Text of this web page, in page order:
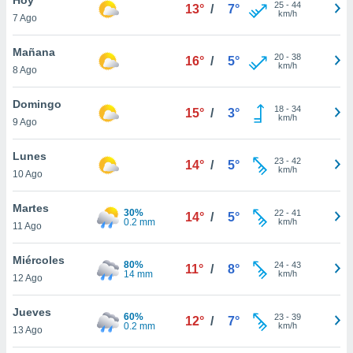
y
en
más
de
7 Ago
13° / 7° 25- 44
km/h
Mañana
8 Ago
16° / 5° 20- 38
km/h
Domingo
9 Ago
15° / 3° 18- 34
km/h
Lunes
10 Ago
14° / 5° 23- 42
km/h
Martes
11 Ago
30%
0.2 mm
14° / 5° 22- 41
km/h
Miércoles
12 Ago
80%
14 mm
11° / 8° 24- 43
km/h
Jueves
13 Ago
60%
0.2 mm
12° / 7° 23- 39
km/h